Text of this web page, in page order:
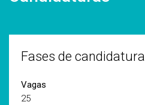
Fases de candidatura
Vagas
25